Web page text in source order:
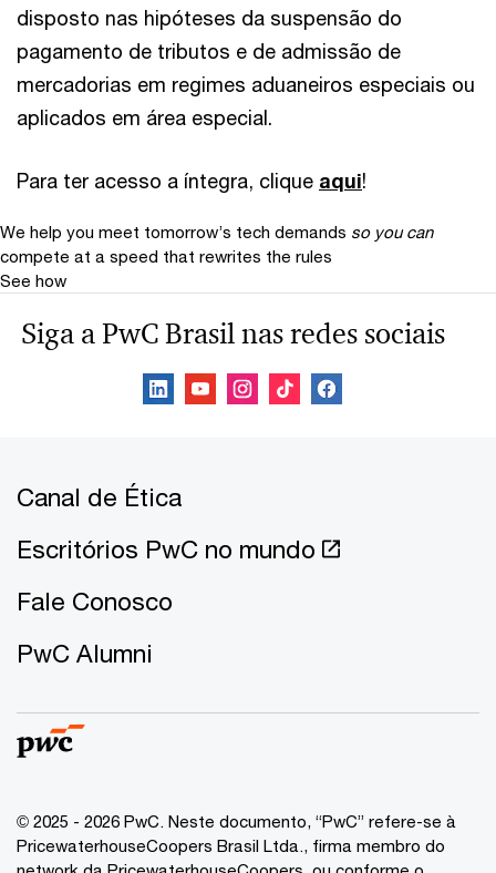
disposto nas hipóteses da suspensão do
pagamento de tributos e de admissão de
mercadorias em regimes aduaneiros especiais ou
aplicados em área especial.
Para ter acesso a íntegra, clique aqui!
We help you meet tomorrow’s tech demands so you can
compete at a speed that rewrites the rules
See how
Siga a PwC Brasil nas redes sociais
Canal de Ética
Escritórios PwC no mundo
Fale Conosco
PwC Alumni
© 2025 - 2026 PwC. Neste documento, “PwC” refere-se à
PricewaterhouseCoopers Brasil Ltda., firma membro do